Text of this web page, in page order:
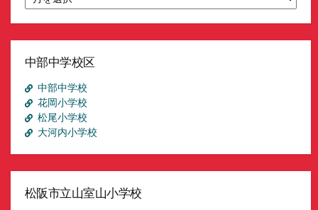
別
ア
イ
中部中学校区
中部中学校
花岡小学校
松尾小学校
大河内小学校
松阪市立山室山小学校